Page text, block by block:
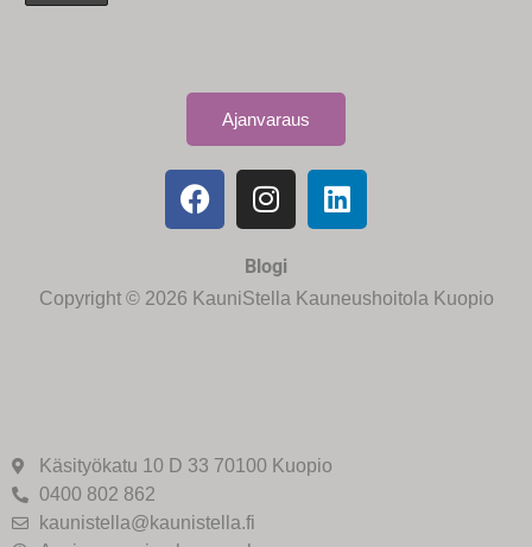
Ajanvaraus
Blogi
Copyright © 2026 KauniStella Kauneushoitola Kuopio
Käsityökatu 10 D 33 70100 Kuopio
0400 802 862
kaunistella@kaunistella.fi